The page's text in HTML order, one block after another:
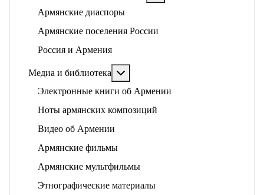
Армянские диаспоры
Армянские поселения России
Россия и Армения
Медиа и библиотека
Электронные книги об Армении
Ноты армянских композиций
Видео об Армении
Армянские фильмы
Армянские мультфильмы
Этнографические материалы